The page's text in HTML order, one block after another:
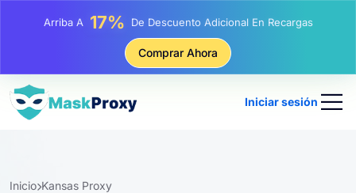
Arriba A 25% Descuento En Compras Estáticas IP
81% Descuento En Compras Rotativas IP
Comprar Ahora
Iniciar sesión
Inicio Kansas Proxy